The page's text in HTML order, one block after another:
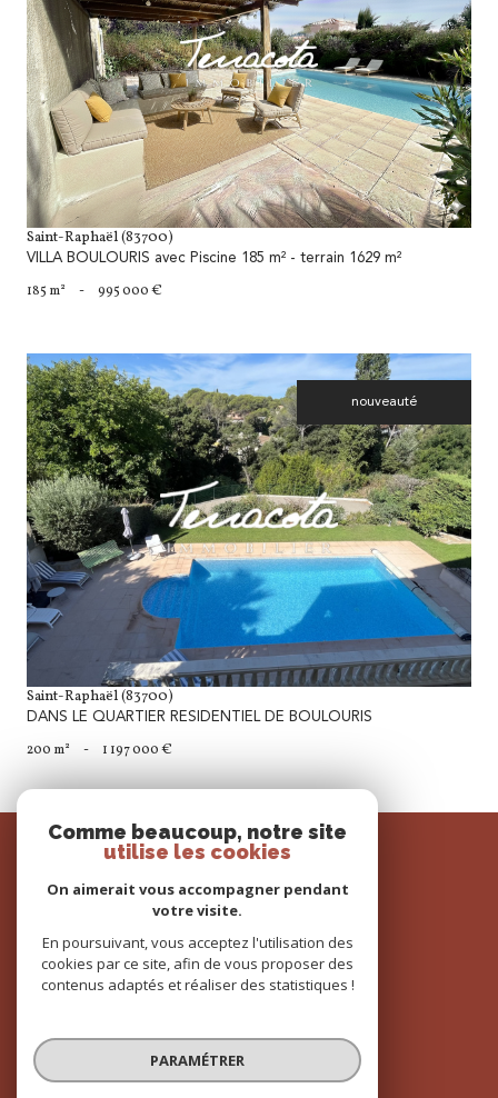
voir le bien
Saint-Raphaël (83700)
VILLA BOULOURIS avec Piscine 185 m² - terrain 1629 m²
185 m² - 995 000 €
nouveauté
voir le bien
Saint-Raphaël (83700)
DANS LE QUARTIER RESIDENTIEL DE BOULOURIS
200 m² - 1 197 000 €
SE
connecter
espace propriétaire
adhérons
Comme beaucoup, notre site
utilise les cookies
On aimerait vous accompagner pendant
votre visite.
En poursuivant, vous acceptez l'utilisation des
cookies par ce site, afin de vous proposer des
contenus adaptés et réaliser des statistiques !
PARAMÉTRER